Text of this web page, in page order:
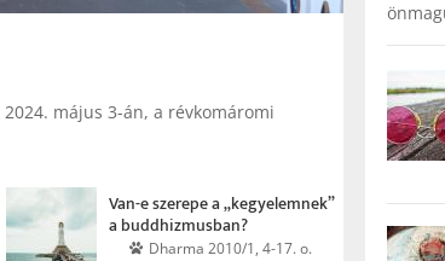
május 3-án, a révkomáromi
Van-e szerepe a „kegyelem­nek”
a buddhiz­musban?
Dharma 2010/1, 4-17. o.